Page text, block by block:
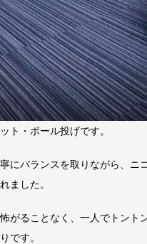
ト・ボール投げです。
にバランスを取りながら、ニ
ました。
がることなく、一人でトント
です。